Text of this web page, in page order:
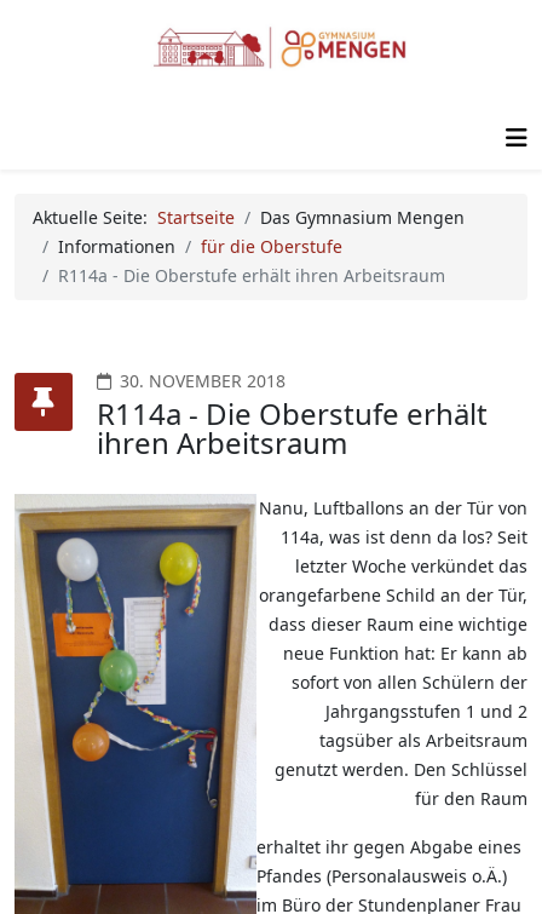
Aktuelle Seite: Startseite
Das Gymnasium Mengen
Informationen
für die Oberstufe
R114a - Die Oberstufe erhält ihren Arbeitsraum
30. NOVEMBER 2018
R114a - Die Oberstufe erhält
ihren Arbeitsraum
Nanu, Luftballons an der Tür von
114a, was ist denn da los? Seit
letzter Woche verkündet das
orangefarbene Schild an der Tür,
dass dieser Raum eine wichtige
neue Funktion hat: Er kann ab
sofort von allen Schülern der
Jahrgangsstufen 1 und 2
tagsüber als Arbeitsraum
genutzt werden. Den Schlüssel
für den Raum
erhaltet ihr gegen Abgabe eines
Pfandes (Personalausweis o.Ä.)
im Büro der Stundenplaner Frau